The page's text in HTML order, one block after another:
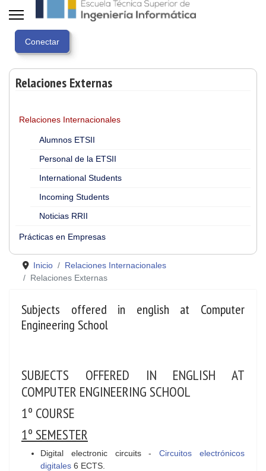
Relaciones Externas
Relaciones Internacionales
Alumnos ETSII
Personal de la ETSII
International Students
Incoming Students
Noticias RRII
Prácticas en Empresas
Inicio
Relaciones Internacionales
Relaciones Externas
Subjects offered in english at Computer
Engineering School
SUBJECTS OFFERED IN ENGLISH AT
COMPUTER ENGINEERING SCHOOL
1º COURSE
1º SEMESTER
Digital electronic circuits -Circuitos electrónicos
digitales 6 ECTS.